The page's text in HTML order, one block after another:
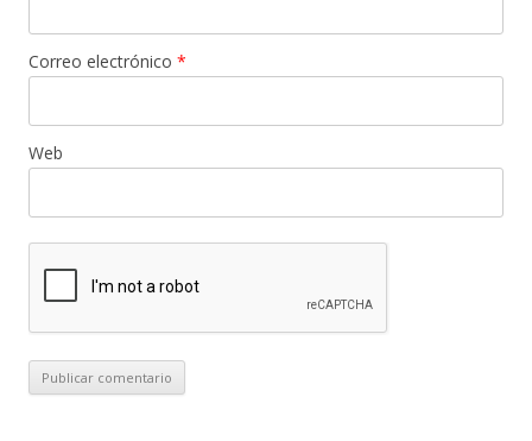
Correo electrónico *
Web